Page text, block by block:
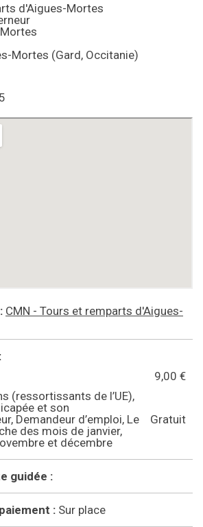
d'Aigues-Mortes
Mortes (Gard, Occitanie)
CMN - Tours et remparts d'Aigues-
9,00 €
(ressortissants de l’UE),
et son
Demandeur d’emploi, Le
des mois de janvier,
et décembre
Gratuit
guidée :
: Sur place